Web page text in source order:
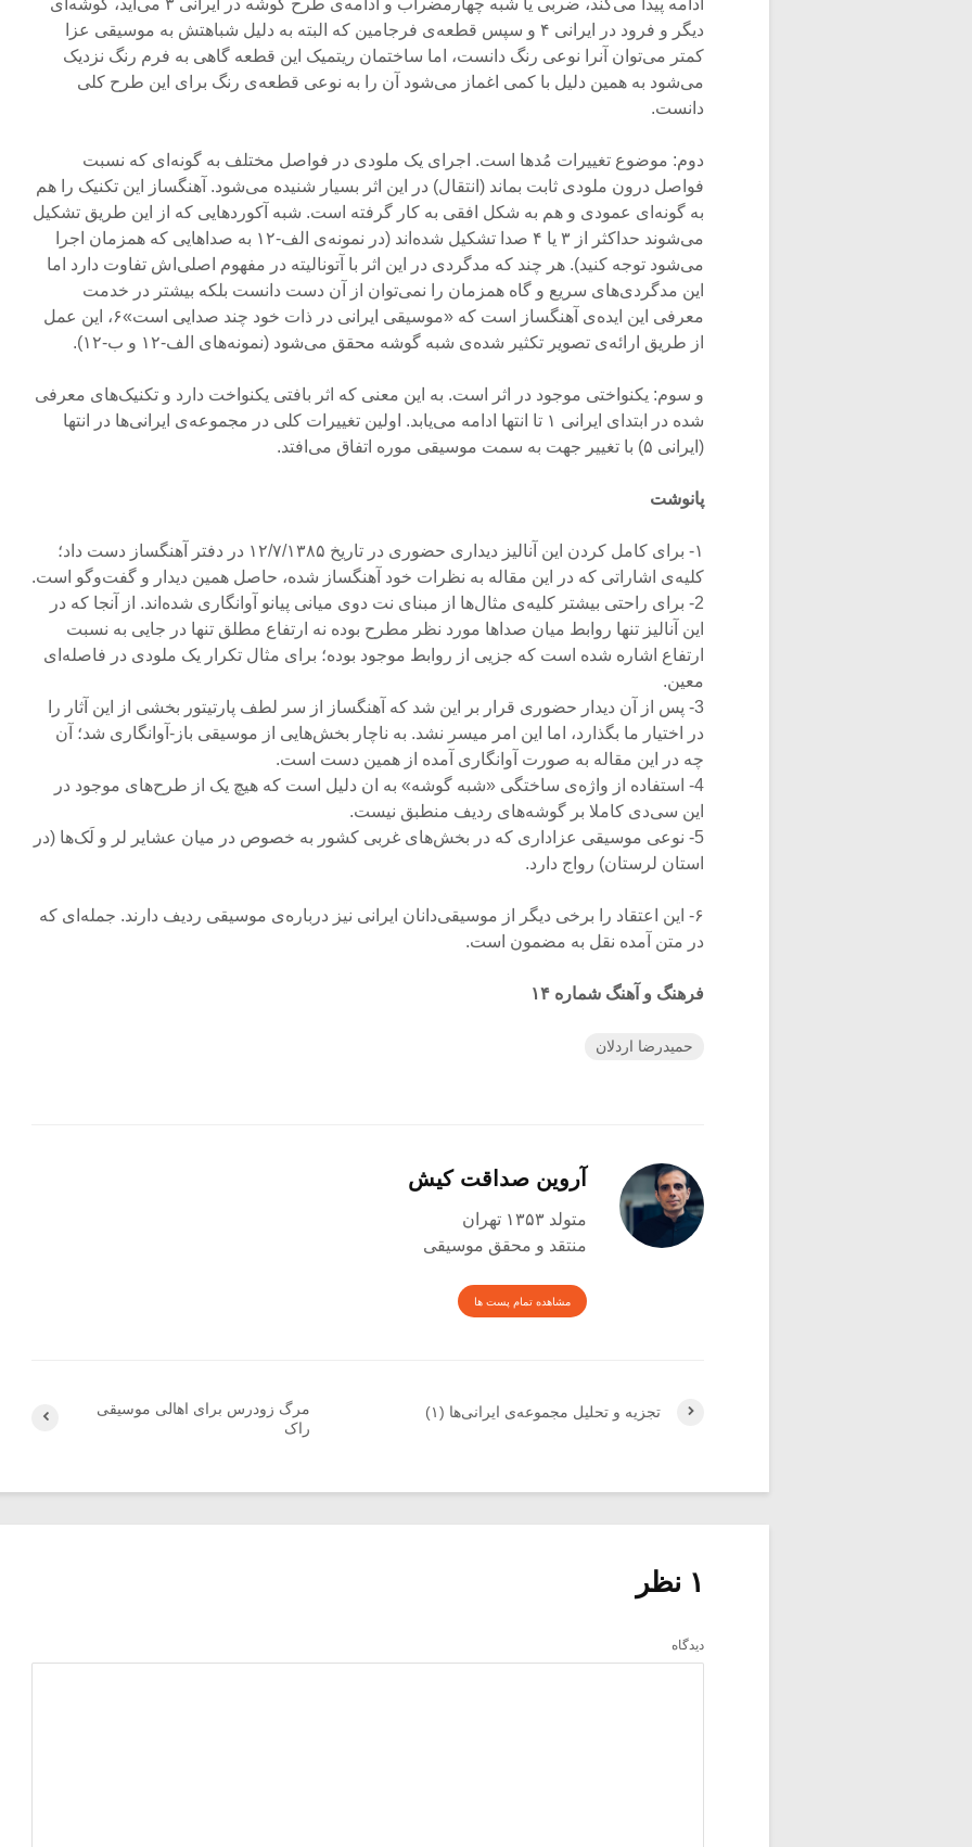
دیگر و فرود در ایرانی ۴ و سپس قطعه‌ی فرجامین که البته به دلیل شباهتش به موسیقی عزا
کمتر می‌توان آنرا نوعی رنگ دانست، اما ساختمان ریتمیک این قطعه گاهی به فرم رنگ نزدیک
می‌شود به همین دلیل با کمی اغماز می‌شود آن را به نوعی قطعه‌ی رنگ برای این طرح کلی
دانست.
دوم: موضوع تغییرات مُدها است. اجرای یک ملودی در فواصل مختلف به گونه‌ای که نسبت
فواصل درون ملودی ثابت بماند (انتقال) در این اثر بسیار شنیده می‌شود. آهنگساز این تکنیک را هم
به گونه‌ای عمودی و هم به شکل افقی به کار گرفته است. شبه آکورد‌هایی که از این طریق تشکیل
می‌شوند حداکثر از ۳ یا ۴ صدا تشکیل شده‌اند (در نمونه‌ی الف-۱۲ به صداهایی که همزمان اجرا
می‌شود توجه کنید). هر چند که مدگردی در این اثر با آتونالیته در مفهوم اصلی‌اش تفاوت دارد اما
این مدگردی‌های سریع و گاه همزمان را نمی‌توان ‌از آن دست دانست بلکه بیشتر در خدمت
معرفی این ایده‌‌ی آهنگساز است که «موسیقی ایرانی در ذات خود چند صدایی است»۶، این عمل
از طریق ارائه‌ی تصویر تکثیر شده‌ی شبه گوشه محقق می‌شود (نمونه‌های الف-۱۲ و ب-۱۲).
و سوم: یکنواختی موجود در اثر است. به این معنی که اثر بافتی یکنواخت دارد و تکنیک‌های معرفی
شده در ابتدای ایرانی ۱ تا انتها ادامه می‌یابد. اولین تغییرات کلی در مجموعه‌ی ایرانی‌ها در انتها
(ایرانی ۵) با تغییر جهت به سمت موسیقی موره اتفاق می‌افتد.
پانوشت
۱- برای کامل کردن این آنالیز دیداری حضوری در تاریخ ۱۲/۷/۱۳۸۵ در دفتر آهنگساز دست داد؛
کلیه‌ی اشاراتی که در این مقاله به نظرات خود آهنگساز شده، حاصل همین دیدار و گفت‌وگو است.
2- برای راحتی بیشتر کلیه‌ی مثال‌ها از مبنای نت دوی میانی پیانو آوانگاری شده‌اند. از آنجا که در
این آنالیز تنها روابط میان صداها مورد نظر مطرح بوده نه ارتفاع مطلق تنها در جایی به نسبت
ارتفاع اشاره شده است که جزیی از روابط موجود بوده؛ برای مثال تکرار یک ملودی در فاصله‌ای
معین.
3- پس از آن دیدار حضوری قرار بر این شد که آهنگساز از سر لطف پارتیتور بخشی از این آثار را
در اختیار ما بگذارد، اما این امر میسر نشد. به ناچار بخش‌هایی از موسیقی باز-آوانگاری شد؛ آن
چه در این مقاله به صورت آوانگاری آمده از همین دست است.
4- استفاده از واژه‌ی ساختگی «شبه گوشه» به ان دلیل است که هیچ یک از طرح‌های موجود در
این سی‌دی کاملا بر گوشه‌های ردیف منطبق نیست.
5- نوعی موسیقی عزاداری که در بخش‌های غربی کشور به خصوص در میان عشایر لر و لَک‌ها (در
استان لرستان) رواج دارد.
۶- این اعتقاد را برخی دیگر از موسیقی‌دانان ایرانی نیز درباره‌ی موسیقی ردیف دارند. جمله‌ای که
در متن آمده نقل به مضمون است.
فرهنگ و آهنگ شماره‌ ۱۴
حمیدرضا اردلان
آروین صداقت کیش
متولد ۱۳۵۳ تهران
منتقد و محقق موسیقی
مشاهده تمام پست ها
مرگ زودرس برای اهالی موسیقی
راک
تجزیه و تحلیل مجموعه‌ی ایرانی‌ها (۱)
۱ نظر
دیدگاه